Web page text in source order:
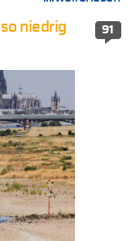
91
niedrig